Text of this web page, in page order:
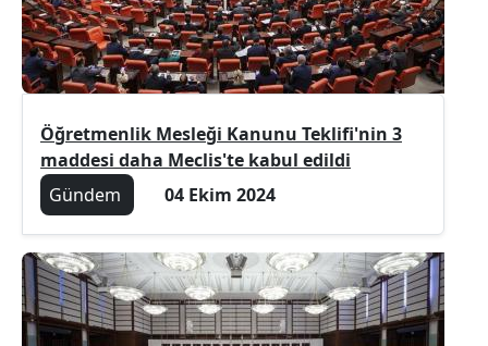
Öğretmenlik Mesleği Kanunu Teklifi'nin 3
maddesi daha Meclis'te kabul edildi
Gündem
04 Ekim 2024